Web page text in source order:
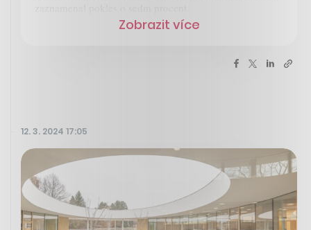
Zobrazit více
12. 3. 2024 17:05